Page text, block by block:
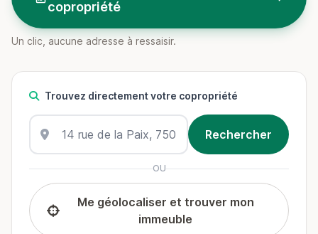
copropriété
Un clic, aucune adresse à ressaisir.
Trouvez directement votre copropriété
OU
Me géolocaliser et trouver mon
immeuble